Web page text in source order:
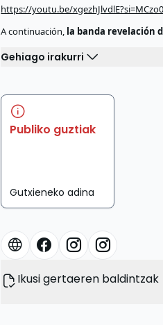
https://youtu.be/
A continuación, la banda revelación
Gehiago irakurri
Publiko guztiak
Gutxieneko adina
Ikusi gertaeren baldintzak